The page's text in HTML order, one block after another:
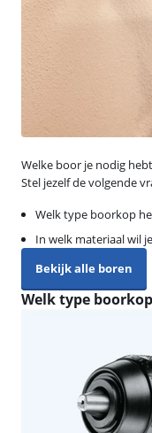
Welke boor je nodig
Stel jezelf de volgende
Welk type boorkop
In welk materiaal wil
Bekijk alle boren
Welk type